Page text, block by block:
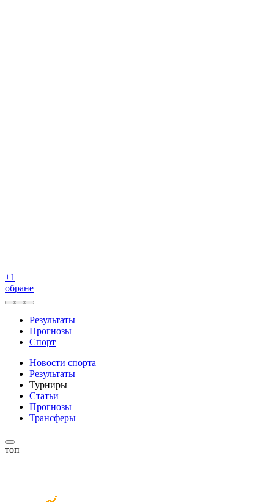
+1
обране
Результаты
Прогнозы
Спорт
Новости спорта
Результаты
Турниры
Статьи
Прогнозы
Трансферы
топ